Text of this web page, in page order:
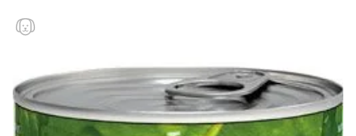
Kočky
Dárkové poukazy